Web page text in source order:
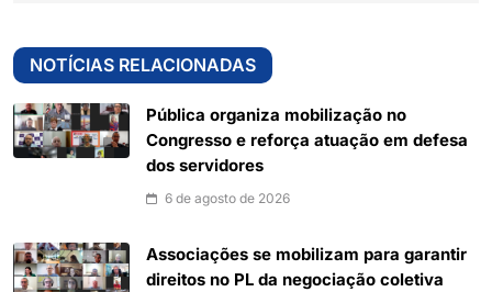
NOTÍCIAS RELACIONADAS
Pública organiza mobilização no
Congresso e reforça atuação em defesa
dos servidores
6 de agosto de 2026
Associações se mobilizam para garantir
direitos no PL da negociação coletiva